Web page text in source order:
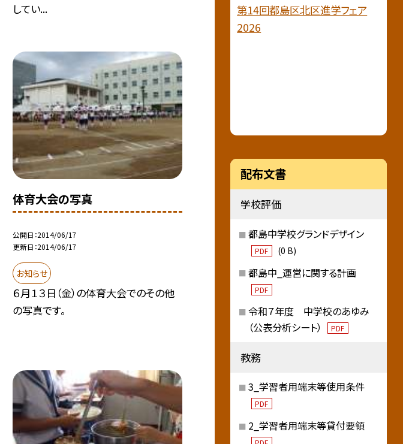
してい...
体育大会の写真
公開日 2014/06/17
更新日 2014/06/17
お知らせ
６月１３日（金）の体育大会でのその他
の写真です。
第14回都島区北区進学フェア
2026
配布文書
学校評価
都島中学校グランドデザイン
PDF (0 B)
都島中_運営に関する計画
PDF
令和７年度 中学校のあゆみ
（公表分析シート）
PDF
教務
3_学習者用端末等使用条件
PDF
2_学習者用端末等貸付要領